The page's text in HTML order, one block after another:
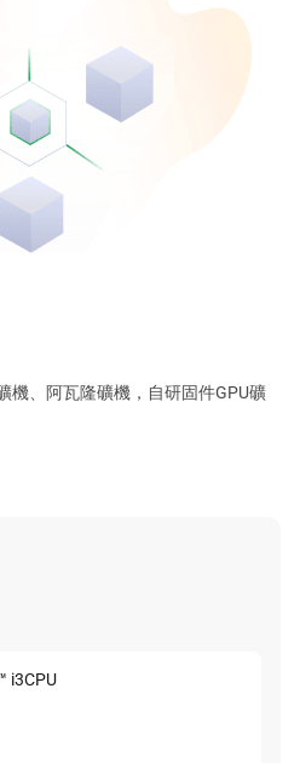
機、阿瓦隆礦機，自研固件GPU礦
i3CPU